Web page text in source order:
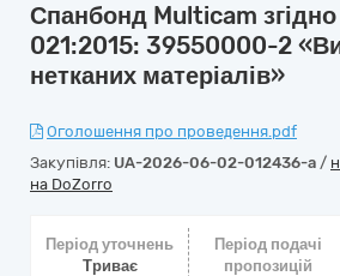
Спанбонд Multicam
021:2015: 39550000-2
нетканих матеріалів»
Оголошення про проведення.pdf
Закупівля: UA-2026-06-02-012436-a /
на DoZorro
Період уточнень
Триває
Період подачі
пропозицій